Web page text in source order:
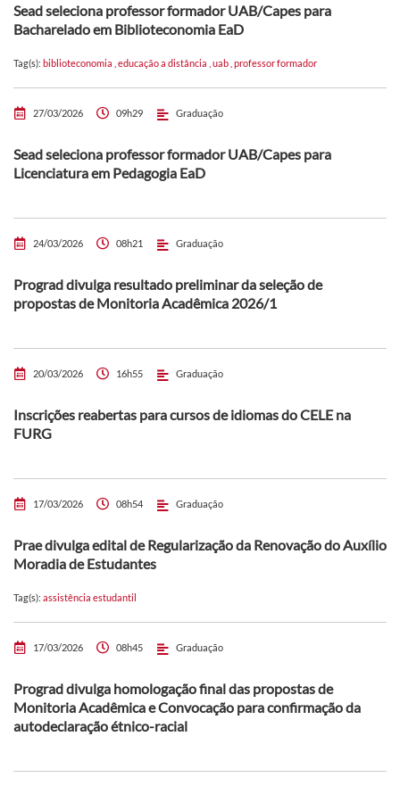
Sead seleciona professor formador UAB/Capes para
Bacharelado em Biblioteconomia EaD
Tag(s): biblioteconomia educação a distância uab professor formador
27/03/2026 09h29 Graduação
Sead seleciona professor formador UAB/Capes para
Licenciatura em Pedagogia EaD
24/03/2026 08h21 Graduação
Prograd divulga resultado preliminar da seleção de
propostas de Monitoria Acadêmica 2026/1
20/03/2026 16h55 Graduação
Inscrições reabertas para cursos de idiomas do CELE na
FURG
17/03/2026 08h54 Graduação
Prae divulga edital de Regularização da Renovação do Auxílio
Moradia de Estudantes
Tag(s): assistência estudantil
17/03/2026 08h45 Graduação
Prograd divulga homologação final das propostas de
Monitoria Acadêmica e Convocação para confirmação da
autodeclaração étnico-racial